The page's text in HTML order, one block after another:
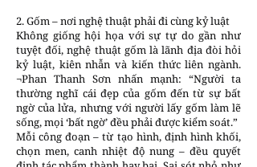
2. Gốm – nơi nghệ thuật phải đi cùng kỷ luật
Không giống hội họa với sự tự do gần như
tuyệt đối, nghệ thuật gốm là lãnh địa đòi hỏi
kỷ luật, kiên nhẫn và kiến thức liên ngành.
¬Phan Thanh Sơn nhấn mạnh: “Người ta
thường nghĩ cái đẹp của gốm đến từ sự bất
ngờ của lửa, nhưng với người lấy gốm làm lẽ
sống, mọi ‘bất ngờ’ đều phải được kiểm soát.”
Mỗi công đoạn – từ tạo hình, định hình khối,
chọn men, canh nhiệt độ nung – đều quyết